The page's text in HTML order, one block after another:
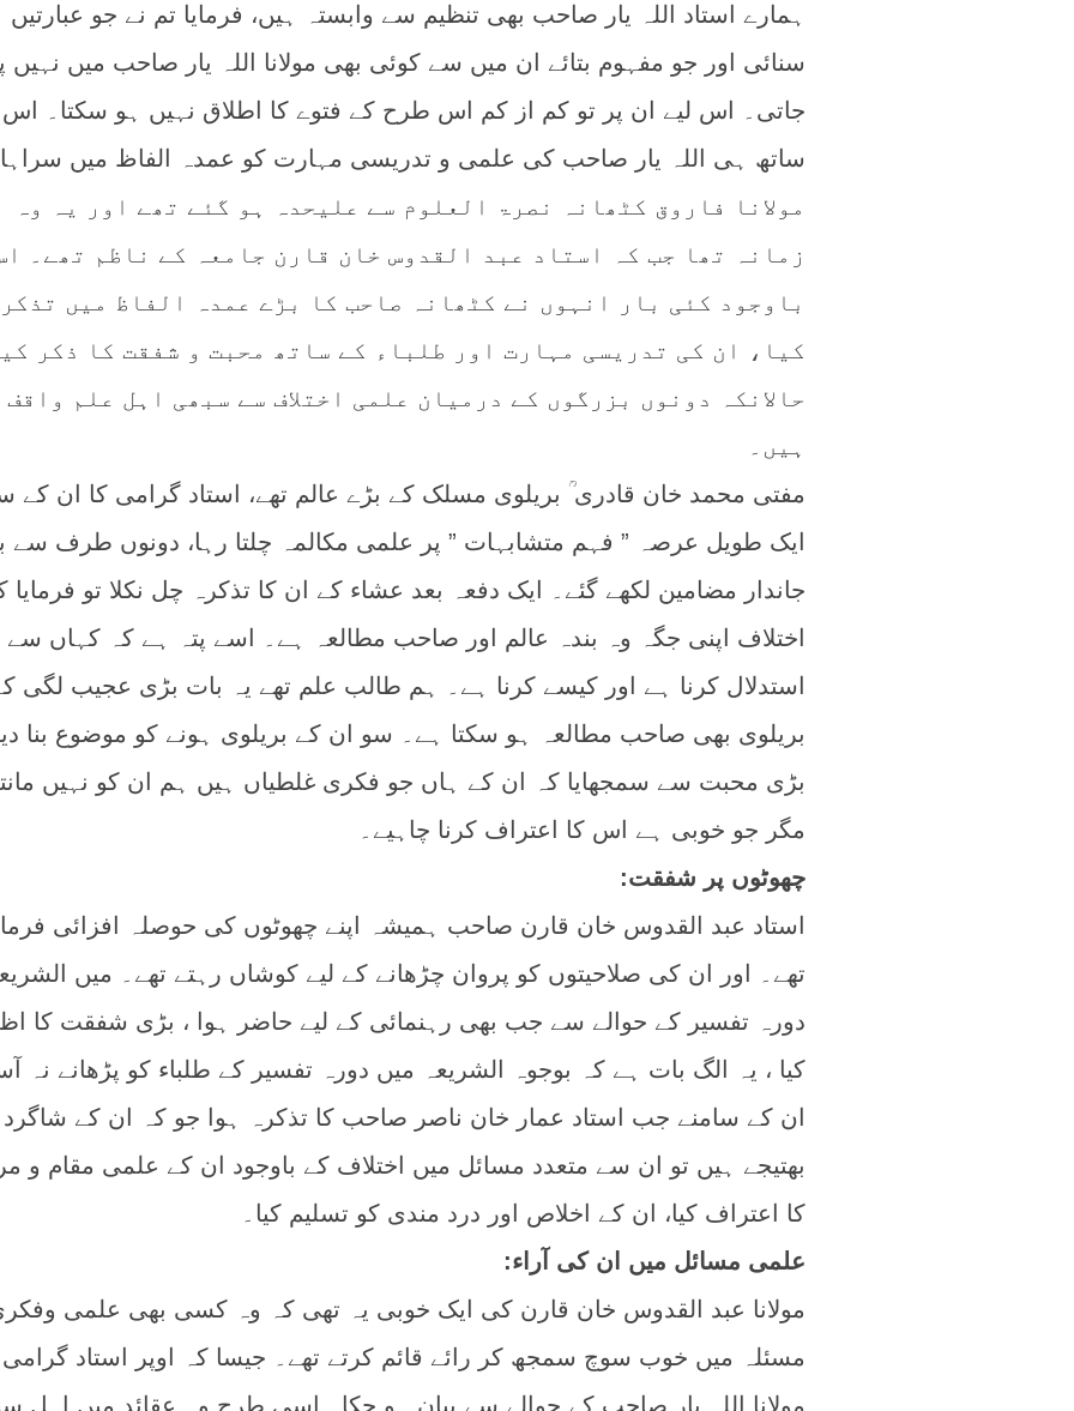
ہمارے استاد اللہ یار صاحب بھی تنظیم سے وابستہ ہیں، فرمایا تم نے جو عبارتیں
سنائی اور جو مفہوم بتائے ان میں سے کوئی بھی مولانا اللہ یار صاحب میں نہیں
جاتی۔ اس لیے ان پر تو کم از کم اس طرح کے فتوے کا اطلاق نہیں ہو سکتا۔
ساتھ ہی اللہ یار صاحب کی علمی و تدریسی مہارت کو عمدہ الفاظ میں
مولانا فاروق کٹھانہ نصرۃ العلوم سے علیحدہ ہو گئے تھے اور یہ وہ
زمانہ تھا جب کہ استاد عبد القدوس خان قارن جامعہ کے ناظم تھے۔
باوجود کئی بار انہوں نے کٹھانہ صاحب کا بڑے عمدہ الفاظ میں
کیا، ان کی تدریسی مہارت اور طلباء کے ساتھ محبت و شفقت کا ذکر
حالانکہ دونوں بزرگوں کے درمیان علمی اختلاف سے سبھی اہل علم واقف
ہیں۔
مفتی محمد خان قادری ؒ بریلوی مسلک کے بڑے عالم تھے، استاد گرامی کا ان کے
ایک طویل عرصہ ” فہم متشابہات ” پر علمی مکالمہ چلتا رہا، دونوں طرف سے
جاندار مضامین لکھے گئے۔ ایک دفعہ بعد عشاء کے ان کا تذکرہ چل نکلا تو فرمایا
اختلاف اپنی جگہ وہ بندہ عالم اور صاحب مطالعہ ہے۔ اسے پتہ ہے کہ کہاں سے
استدلال کرنا ہے اور کیسے کرنا ہے۔ ہم طالب علم تھے یہ بات بڑی عجیب لگی کہ
بریلوی بھی صاحب مطالعہ ہو سکتا ہے۔ سو ان کے بریلوی ہونے کو موضوع بنا
بڑی محبت سے سمجھایا کہ ان کے ہاں جو فکری غلطیاں ہیں ہم ان کو نہیں
مگر جو خوبی ہے اس کا اعتراف کرنا چاہیے۔
چھوٹوں پر شفقت:
استاد عبد القدوس خان قارن صاحب ہمیشہ اپنے چھوٹوں کی حوصلہ افزائی
تھے۔ اور ان کی صلاحیتوں کو پروان چڑھانے کے لیے کوشاں رہتے تھے۔ میں
دورہ تفسیر کے حوالے سے جب بھی رہنمائی کے لیے حاضر ہوا ، بڑی شفقت کا
کیا ، یہ الگ بات ہے کہ بوجوہ الشریعہ میں دورہ تفسیر کے طلباء کو پڑھانے نہ
ان کے سامنے جب استاد عمار خان ناصر صاحب کا تذکرہ ہوا جو کہ ان کے شاگرد
بھتیجے ہیں تو ان سے متعدد مسائل میں اختلاف کے باوجود ان کے علمی مقام و
کا اعتراف کیا، ان کے اخلاص اور درد مندی کو تسلیم کیا۔
علمی مسائل میں ان کی آراء:
مولانا عبد القدوس خان قارن کی ایک خوبی یہ تھی کہ وہ کسی بھی علمی
مسئلہ میں خوب سوچ سمجھ کر رائے قائم کرتے تھے۔ جیسا کہ اوپر استاد گرامی
مولانا اللہ یار صاحب کے حوالے سے بیان ہو چکا۔ اسی طرح وہ عقائد میں اہل